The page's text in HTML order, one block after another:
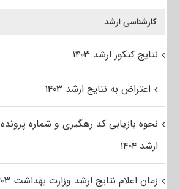
کارشناسی ارشد
نتایج کنکور ارشد ۱۴۰۳
اعتراض به نتایج ارشد ۱۴۰۳
نحوه بازیابی کد رهگیری و شماره پرونده
ارشد ۱۴۰۴
زمان اعلام نتایج ارشد وزارت بهداشت ۱۴۰۳